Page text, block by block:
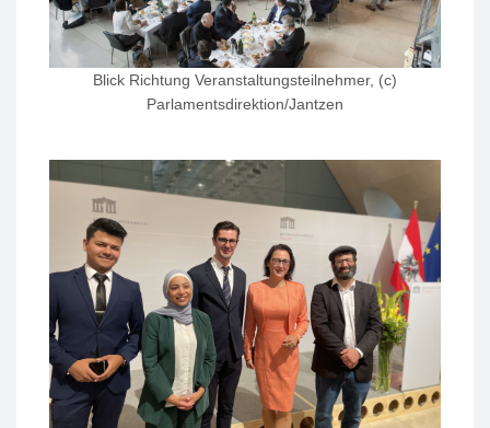
Blick Richtung Veranstaltungsteilnehmer, (c)
Parlamentsdirektion/Jantzen